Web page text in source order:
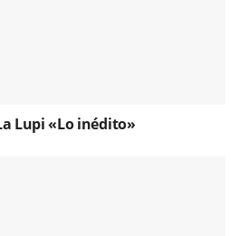
Lupi «Lo inédito»